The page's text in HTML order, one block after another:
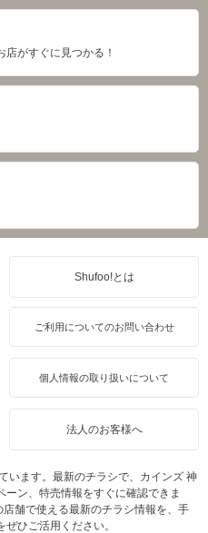
がすぐに見つかる！
Shufoo!とは
ご利用についてのお問い合わせ
個人情報の取り扱いについて
法人のお客様へ
います。最新のチラシで、カインズ 神
ン、特売情報をすぐに確認できま
舗で使える最新のチラシ情報を、手
ひご活用ください。